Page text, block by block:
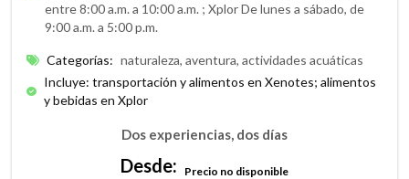
entre 8:00 a.m. a 10:00 a.m. ;Xplor De lunes a sábado, de
9:00 a.m. a 5:00 p.m.
Categorías: naturaleza, aventura, actividades acuáticas
Incluye: transportación y alimentos en Xenotes; alimentos
y bebidas en Xplor
Dos experiencias, dos días
Desde:
Precio no disponible